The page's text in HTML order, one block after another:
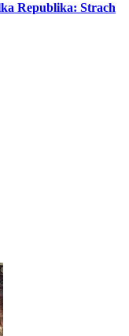
Republika: Strach